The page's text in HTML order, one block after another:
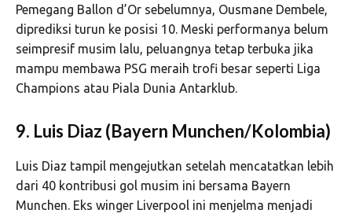
Pemegang Ballon d’Or sebelumnya, Ousmane Dembele,
diprediksi turun ke posisi 10. Meski performanya belum
seimpresif musim lalu, peluangnya tetap terbuka jika
mampu membawa PSG meraih trofi besar seperti Liga
Champions atau Piala Dunia Antarklub.
9. Luis Diaz (Bayern Munchen/Kolombia)
Luis Diaz tampil mengejutkan setelah mencatatkan lebih
dari 40 kontribusi gol musim ini bersama Bayern
Munchen. Eks winger Liverpool ini menjelma menjadi